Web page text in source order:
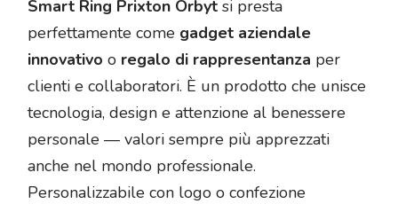
Smart Ring Prixton Orbyt si presta
perfettamente come gadget aziendale
innovativo o regalo di rappresentanza per
clienti e collaboratori. È un prodotto che unisce
tecnologia, design e attenzione al benessere
personale — valori sempre più apprezzati
anche nel mondo professionale.
Personalizzabile con logo o confezione